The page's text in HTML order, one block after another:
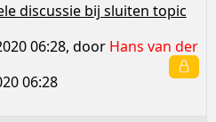
discussie bij sluiten topic
06:28, door Hans van der
06:28